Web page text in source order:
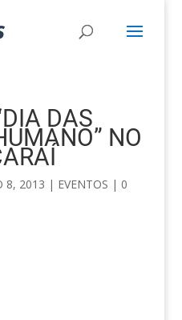
DAS
NO
8, 2013 | EVENTOS | 0